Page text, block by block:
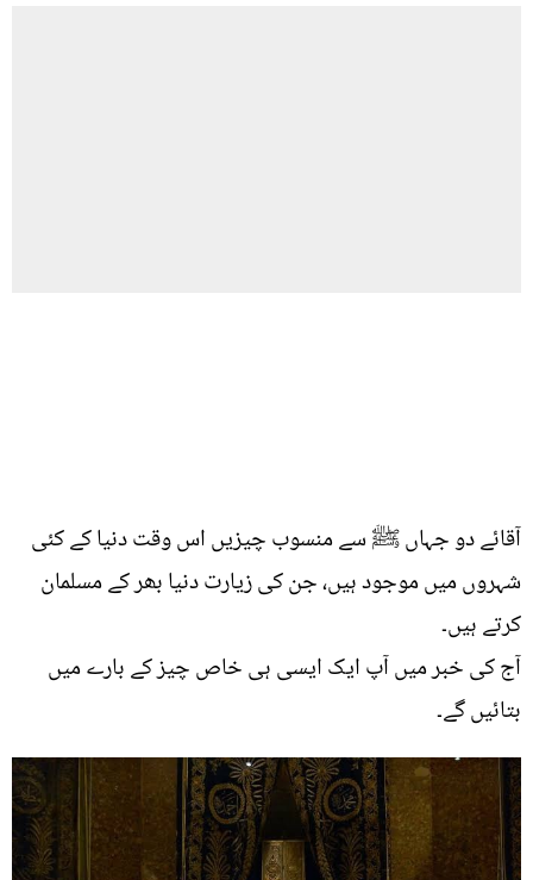
آقائے دو جہاں ﷺ سے منسوب چیزیں اس وقت دنیا کے کئی
شہروں میں موجود ہیں، جن کی زیارت دنیا بھر کے مسلمان
کرتے ہیں۔
آج کی خبر میں آپ ایک ایسی ہی خاص چیز کے بارے میں
بتائیں گے۔